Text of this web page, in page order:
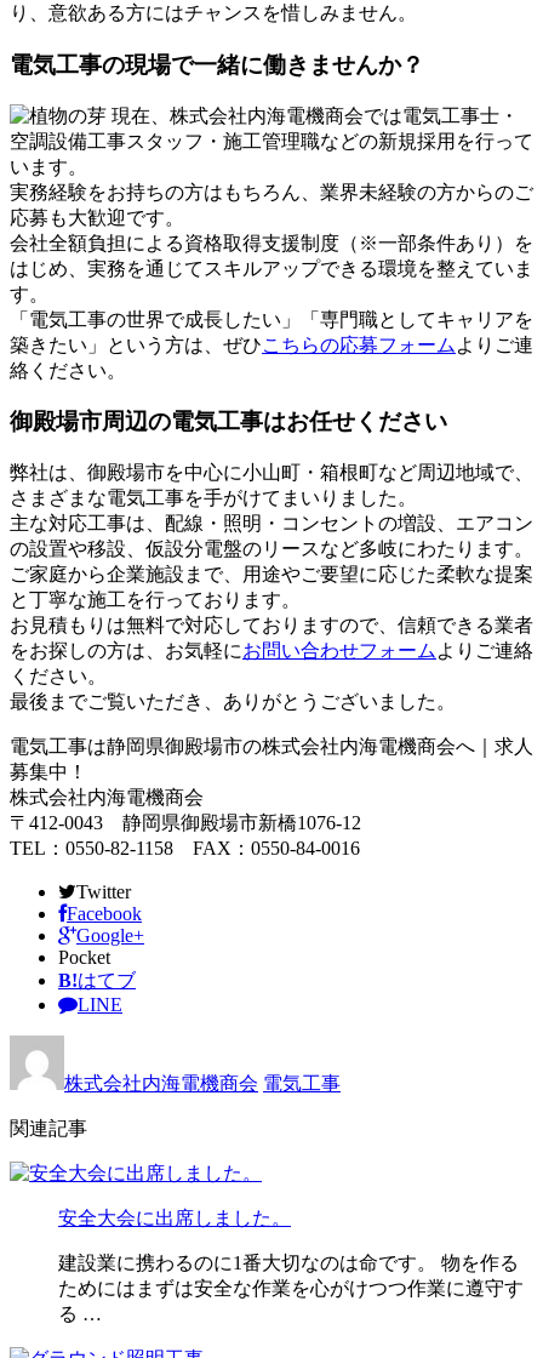
り、意欲ある方にはチャンスを惜しみません。
電気工事の現場で一緒に働きませんか？
現在、株式会社内海電機商会では電気工事士・
空調設備工事スタッフ・施工管理職などの新規採用を行って
います。
実務経験をお持ちの方はもちろん、業界未経験の方からのご
応募も大歓迎です。
会社全額負担による資格取得支援制度（※一部条件あり）を
はじめ、実務を通じてスキルアップできる環境を整えていま
す。
「電気工事の世界で成長したい」「専門職としてキャリアを
築きたい」という方は、ぜひこちらの応募フォーム よりご連
絡ください。
御殿場市周辺の電気工事はお任せください
弊社は、御殿場市を中心に小山町・箱根町など周辺地域で、
さまざまな電気工事を手がけてまいりました。
主な対応工事は、配線・照明・コンセントの増設、エアコン
の設置や移設、仮設分電盤のリースなど多岐にわたります。
ご家庭から企業施設まで、用途やご要望に応じた柔軟な提案
と丁寧な施工を行っております。
お見積もりは無料で対応しておりますので、信頼できる業者
をお探しの方は、お気軽にお問い合わせフォーム よりご連絡
ください。
最後までご覧いただき、ありがとうございました。
電気工事は静岡県御殿場市の株式会社内海電機商会へ｜求人
募集中！
株式会社内海電機商会
〒412-0043 静岡県御殿場市新橋1076-12
TEL：0550-82-1158 FAX：0550-84-0016
Twitter
Facebook
Google+
Pocket
B!はてブ
LINE
株式会社内海電機商会 電気工事
関連記事
安全大会に出席しました。
建設業に携わるのに1番大切なのは命です。 物を作る
ためにはまずは安全な作業を心がけつつ作業に遵守す
る …